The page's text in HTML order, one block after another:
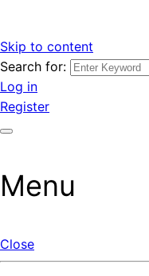
Skip to content
รับจ้างโพสต์ขายบ้านราคา
หา โพสต์คุณภาพ ราคาคุ้ม
เว็บไซต์ รับจ้างโพสต์ขาย
ขายบ้าน รับโพสต์ที่ดิน อสั
เกิ้ลหน้าแรกทุกโพสต์ได้จริ
Search for:
Log in
Register
Menu
Close